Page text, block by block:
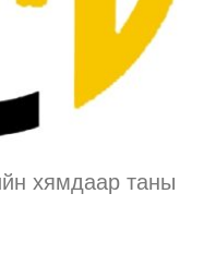
хямдаар таны